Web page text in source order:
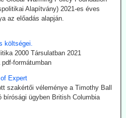
kerozin. A hidrogént -
elektrolízissel kívánják előállítani.
nincs a zöld technológiák ellen.
megélni - az idők végezetéig.
Ki hozta a köztudatba a
lezárások mintájára?
támogatott keresők szerint a
csupáncsak összeesküvés-
az, hogy a fogalmat egy, a
Alapítvány) 2021-es éves
az előadás alapján.
költségei.
2000 Társulatban 2021
formátumban
Expert
szakértői véleménye a Timothy Ball
bírósági ügyben British Columbia